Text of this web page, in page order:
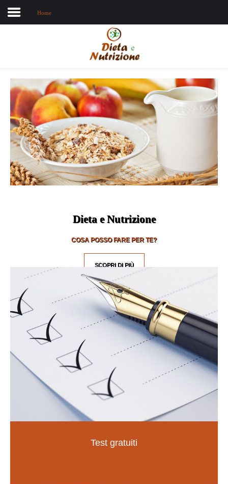
Dieta e nutrizione
Intolleranze
Terapie Naturali
Home
Dieta e Nutrizione
COSA POSSO FARE PER TE?
SCOPRI DI PIÙ
Test gratuiti